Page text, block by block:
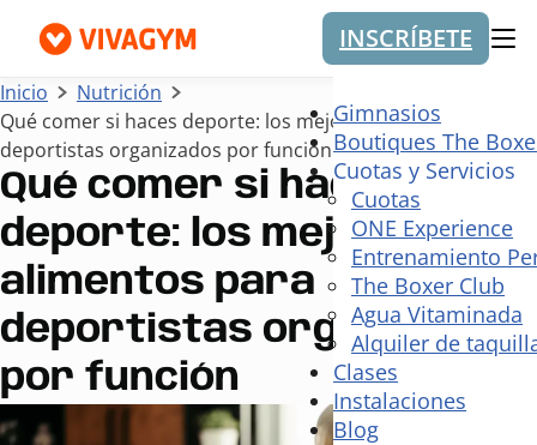
INSCRÍBETE
Gimnasios
Boutiques The
Cuotas y Servicios
Cuotas
ONE Experience
Entrenamiento
The Boxer Club
Agua Vitaminada
Alquiler de
Clases
Instalaciones
Blog
Inicio
Nutrición
Qué comer si haces deporte: los mejores alimentos para
deportistas organizados por función
Qué comer si haces
deporte: los mejores
alimentos para
deportistas organizados
por función